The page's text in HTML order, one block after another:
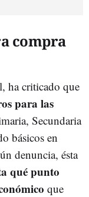
compra
ha criticado que
para las
Secundaria
básicos en
denuncia, ésta
qué punto
que